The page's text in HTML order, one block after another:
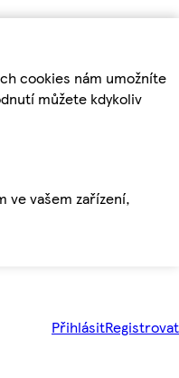
cookies nám umožníte
můžete kdykoliv
ve vašem zařízení,
PřihlásitRegistrovat